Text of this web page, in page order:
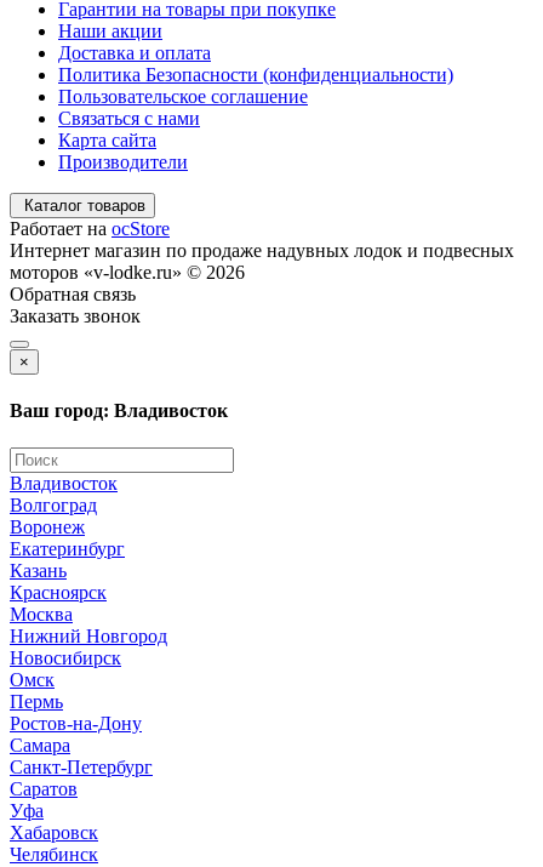
Гарантии на товары при покупке
Наши акции
Доставка и оплата
Политика Безопасности (конфиденциальности)
Пользовательское соглашение
Связаться с нами
Карта сайта
Производители
Каталог товаров
Работает на ocStore
Интернет магазин по продаже надувных лодок и подвесных
моторов «v-lodke.ru» © 2026
Обратная связь
Заказать звонок
×
Ваш город: Владивосток
Владивосток
Волгоград
Воронеж
Екатеринбург
Казань
Красноярск
Москва
Нижний Новгород
Новосибирск
Омск
Пермь
Ростов-на-Дону
Самара
Санкт-Петербург
Саратов
Уфа
Хабаровск
Челябинск